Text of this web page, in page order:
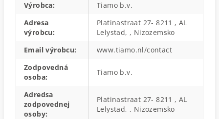
Výrobca:
Tiamo b.v.
Adresa
výrobcu:
Platinastraat 27- 8211 , AL
Lelystad, , Nizozemsko
Email výrobcu:
www.tiamo.nl/contact
Zodpovedná
osoba:
Tiamo b.v.
Adredsa
zodpovednej
osoby:
Platinastraat 27- 8211 , AL
Lelystad, , Nizozemsko